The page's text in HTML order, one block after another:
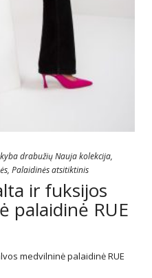
drabužių Nauja kolekcija,
, Palaidinės atsitiktinis
ir fuksijos
palaidinė RUE
medvilninė palaidinė RUE